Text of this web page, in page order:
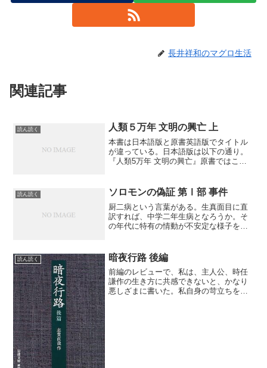
長井祥和のマグロ生活
関連記事
読ん読く 人類５万年 文明の興亡 上
本書は日本語版と原書英語版でタイトル
が違っている。日本語版は以下の通り。
『人類5万年 文明の興亡』原書ではこう
がつけられている。日本語版は『な...
読ん読く ソロモンの偽証 第Ⅰ部 事件
厨二病という言葉がある。生真面目に直
訳すれば、中学二年生病となろうか。そ
の年代に特有の情動が不安定な様子を指
にして中坊と呼び、それを一括で漢字変
換すると厨房。「厨」房の...
読ん読く 暗夜行路 後編
前編のレビューで、私は、主人公、時任
謙作の生き方に共感できないと、かなり
悪しざまに書いた。私自身の苛立ちを解